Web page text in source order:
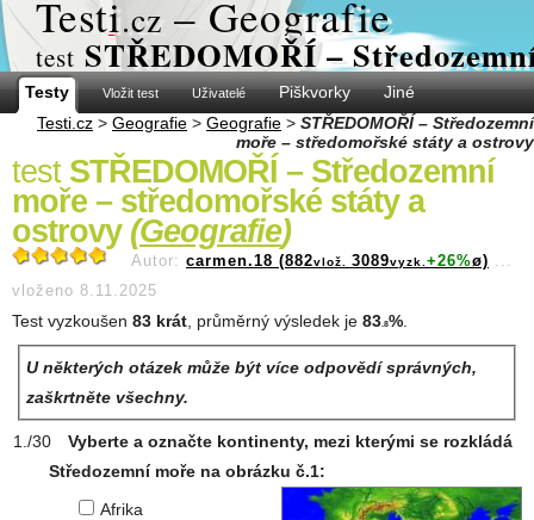
Testi.cz – Geografie
test STŘEDOMOŘÍ –
Testy Vložit test Uživatelé Piškvorky
Jiné
Testi.cz > Geografie > Geografie > STŘEDOMOŘÍ – Středozemní
moře – středomořské státy a ostrovy
test STŘEDOMOŘÍ – Středozemní
moře – středomořské státy a
ostrovy (Geografie)
Autor: carmen.18 (882vlož. 3089vyzk. +26%ø) ...
vloženo 8.11.2025
Test vyzkoušen 83 krát , průměrný výsledek je 83 .8%
U některých otázek může být více odpovědí správných,
zaškrtněte všechny.
Vyberte a označte kontinenty, mezi kterými se rozkládá
Středozemní moře na obrázku č.1:
Afrika